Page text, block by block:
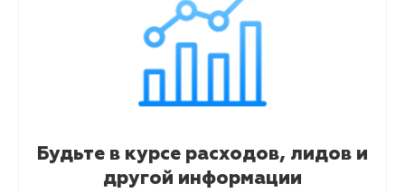
Будьте в курсе расходов, лидов и
другой информации